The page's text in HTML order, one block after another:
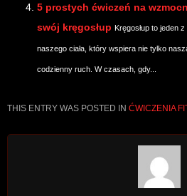
5 prostych ćwiczeń na
swój kręgosłup Kręgosłup to jeden
naszego ciała, który wspiera nie tylko
codzienny ruch. W czasach, gdy...
THIS ENTRY WAS POSTED IN ĆWICZENIA